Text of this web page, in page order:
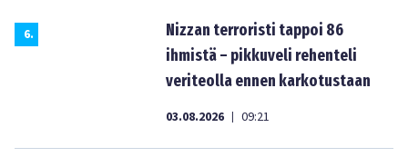
6.
Nizzan terroristi tappoi 86
ihmistä – pikkuveli rehenteli
veriteolla ennen karkotustaan
03.08.2026 | 09:21